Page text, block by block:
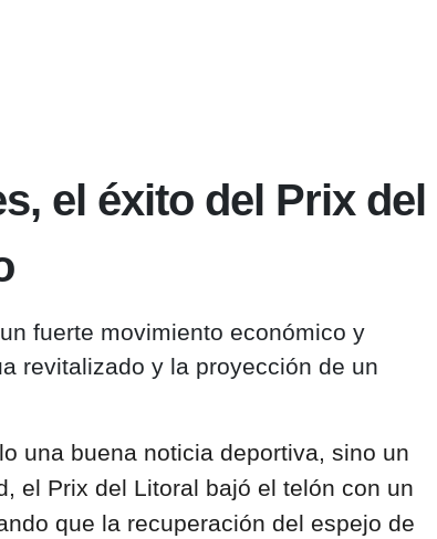
el éxito del Prix del
fuerte movimiento económico y
revitalizado y la proyección de un
una buena noticia deportiva, sino un
el Prix del Litoral bajó el telón con un
que la recuperación del espejo de